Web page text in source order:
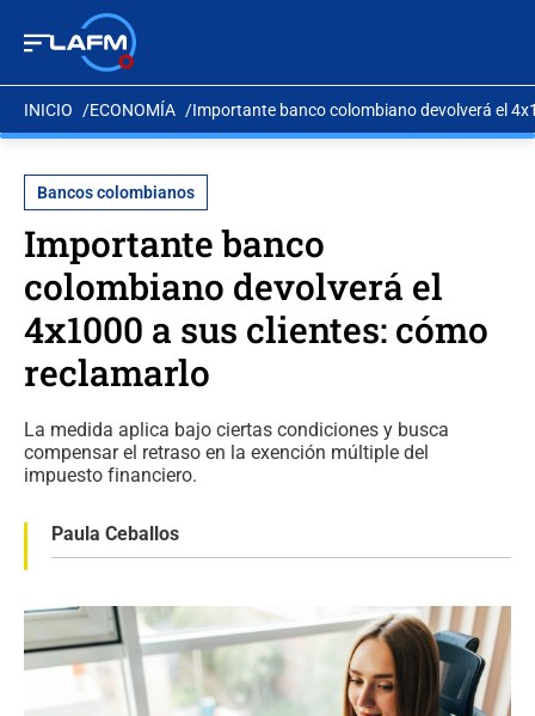
INICIO ECONOMÍA Importante banco colombiano devolverá el
Bancos colombianos
Importante banco
colombiano devolverá el
4x1000 a sus clientes: cómo
reclamarlo
La medida aplica bajo ciertas condiciones y busca
compensar el retraso en la exención múltiple del
impuesto financiero.
Paula Ceballos